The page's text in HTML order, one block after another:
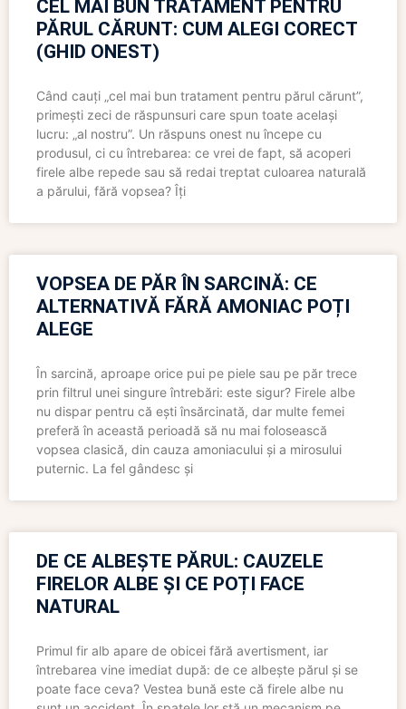
CEL MAI BUN TRATAMENT PENTRU
PĂRUL CĂRUNT: CUM ALEGI CORECT
(GHID ONEST)
Când cauți „cel mai bun tratament pentru părul cărunt”,
primești zeci de răspunsuri care spun toate același
lucru: „al nostru”. Un răspuns onest nu începe cu
produsul, ci cu întrebarea: ce vrei de fapt, să acoperi
firele albe repede sau să redai treptat culoarea naturală
a părului, fără vopsea? Îți
VOPSEA DE PĂR ÎN SARCINĂ: CE
ALTERNATIVĂ FĂRĂ AMONIAC POȚI
ALEGE
În sarcină, aproape orice pui pe piele sau pe păr trece
prin filtrul unei singure întrebări: este sigur? Firele albe
nu dispar pentru că ești însărcinată, dar multe femei
preferă în această perioadă să nu mai folosească
vopsea clasică, din cauza amoniacului și a mirosului
puternic. La fel gândesc și
DE CE ALBEȘTE PĂRUL: CAUZELE
FIRELOR ALBE ȘI CE POȚI FACE
NATURAL
Primul fir alb apare de obicei fără avertisment, iar
întrebarea vine imediat după: de ce albește părul și se
poate face ceva? Vestea bună este că firele albe nu